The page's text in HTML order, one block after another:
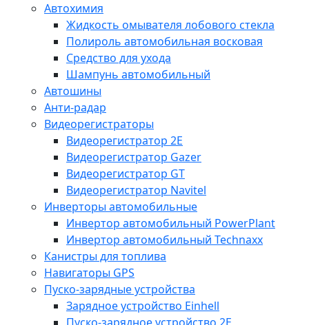
Автохимия
Жидкость омывателя лобового стекла
Полироль автомобильная восковая
Средство для ухода
Шампунь автомобильный
Автошины
Анти-радар
Видеорегистраторы
Видеорегистратор 2E
Видеорегистратор Gazer
Видеорегистратор GT
Видеорегистратор Navitel
Инверторы автомобильные
Инвертор автомобильный PowerPlant
Инвертор автомобильный Technaxx
Канистры для топлива
Навигаторы GPS
Пуско-зарядные устройства
Зарядное устройство Einhell